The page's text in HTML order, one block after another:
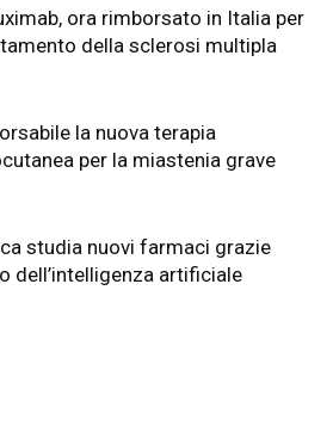
ora rimborsato in Italia per
della sclerosi multipla
la nuova terapia
per la miastenia grave
studia nuovi farmaci grazie
dell’intelligenza artificiale